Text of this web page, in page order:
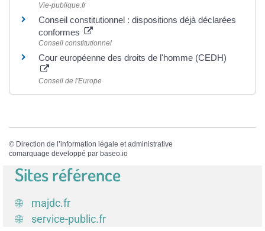
Vie-publique.fr
Conseil constitutionnel : dispositions déjà déclarées
conformes
Conseil constitutionnel
Cour européenne des droits de l'homme (CEDH)
Conseil de l'Europe
© Direction de l’information légale et administrative
comarquage developpé par baseo.io
Sites référence
majdc.fr
service-public.fr